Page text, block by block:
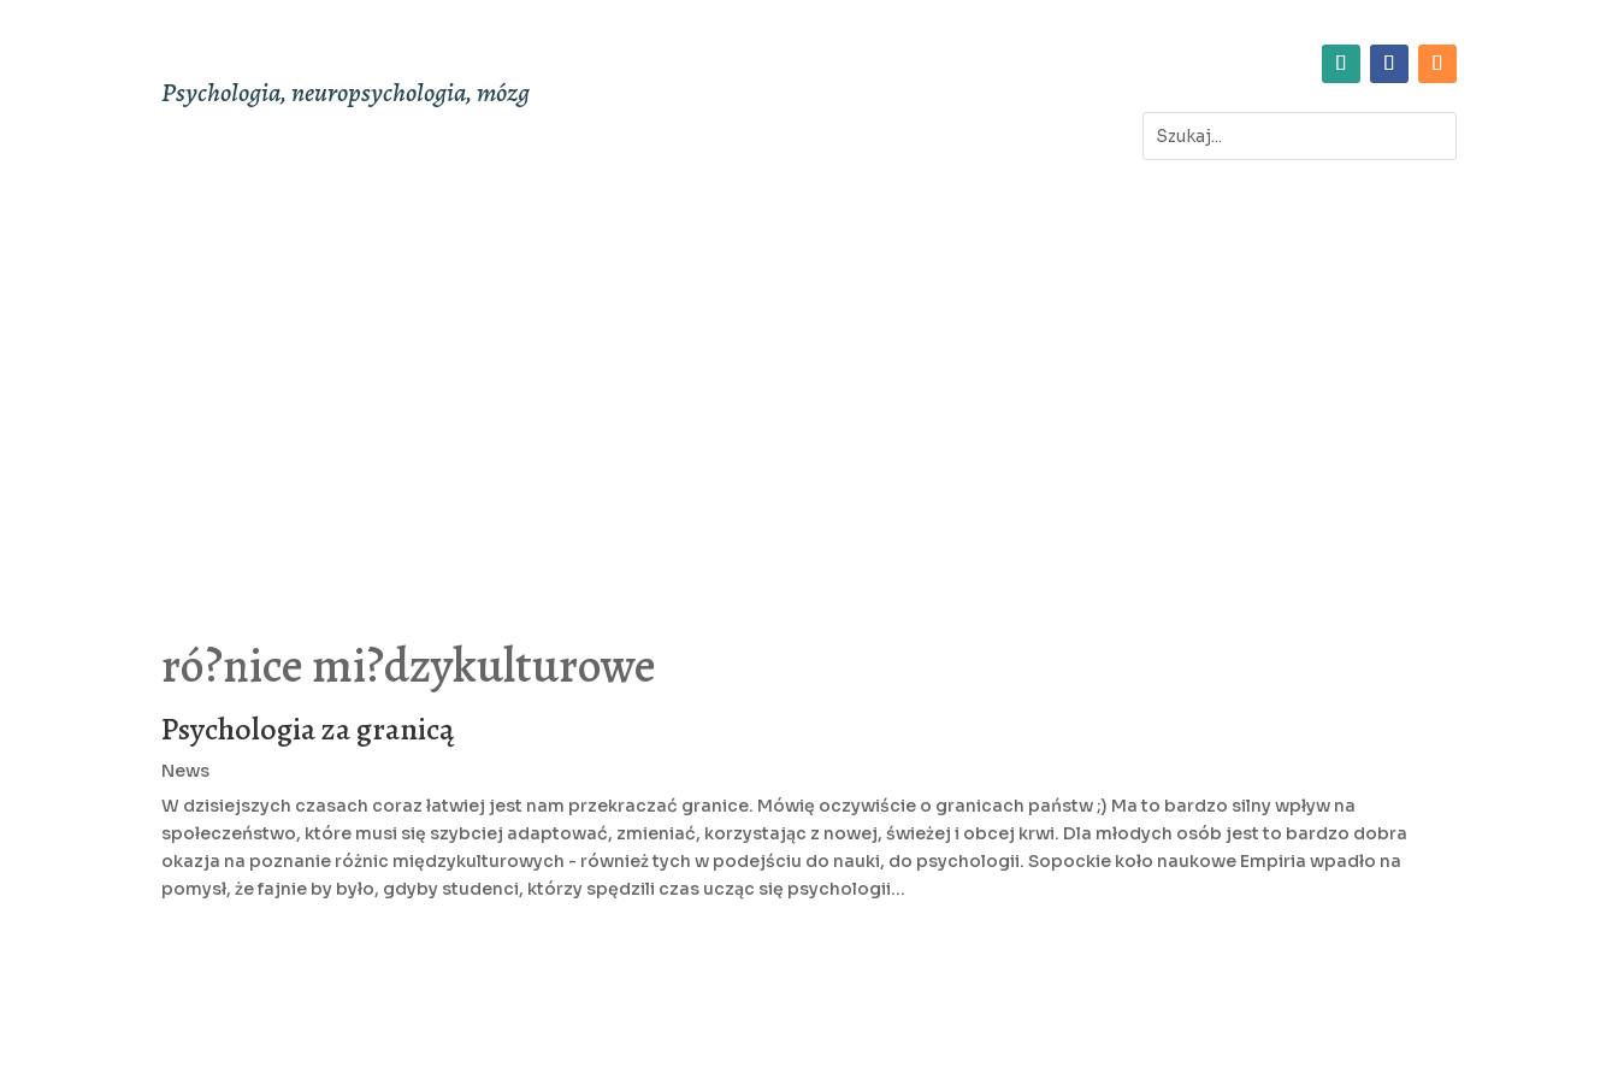
Psychologia, neuropsychologia, mózg
ró?nice mi?dzykulturowe
Psychologia za granicą
News
W dzisiejszych czasach coraz łatwiej jest nam przekraczać granice. Mówię oczywiście o granicach państw ;) Ma to bardzo silny wpływ na
społeczeństwo, które musi się szybciej adaptować, zmieniać, korzystając z nowej, świeżej i obcej krwi. Dla młodych osób jest to bardzo dobra
okazja na poznanie różnic międzykulturowych - również tych w podejściu do nauki, do psychologii. Sopockie koło naukowe Empiria wpadło na
pomysł, że fajnie by było, gdyby studenci, którzy spędzili czas ucząc się psychologii...